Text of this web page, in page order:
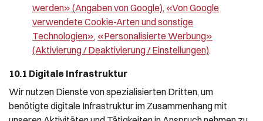
werden» (Angaben von Google), «Von Google
verwendete Cookie-Arten und sonstige
Technologien», «Personalisierte Werbung»
(Aktivierung / Deaktivierung / Einstellungen).
10.1 Digitale Infrastruktur
Wir nutzen Dienste von spezialisierten Dritten, um
benötigte digitale Infrastruktur im Zusammenhang mit